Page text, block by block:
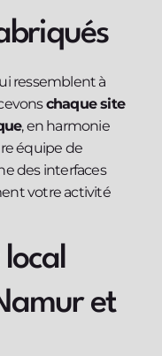
ressemblent à
chaque site
, en harmonie
équipe de
des interfaces
votre activité
et